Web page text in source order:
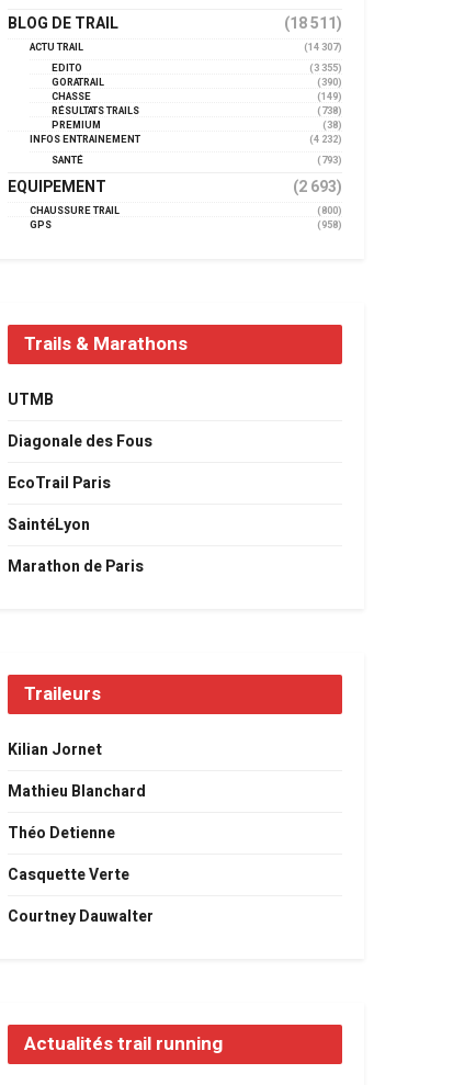
BLOG DE TRAIL (18 511)
ACTU TRAIL
(14 307)
EDITO
(3 355)
GORATRAIL
(390)
CHASSE
(149)
RÉSULTATS TRAILS
(738)
PREMIUM
(38)
INFOS ENTRAINEMENT
(4 232)
SANTÉ
(793)
EQUIPEMENT (2 693)
CHAUSSURE TRAIL
(800)
GPS
(958)
Trails & Marathons
UTMB
Diagonale des Fous
EcoTrail Paris
SaintéLyon
Marathon de Paris
Traileurs
Kilian Jornet
Mathieu Blanchard
Théo Detienne
Casquette Verte
Courtney Dauwalter
Actualités trail running